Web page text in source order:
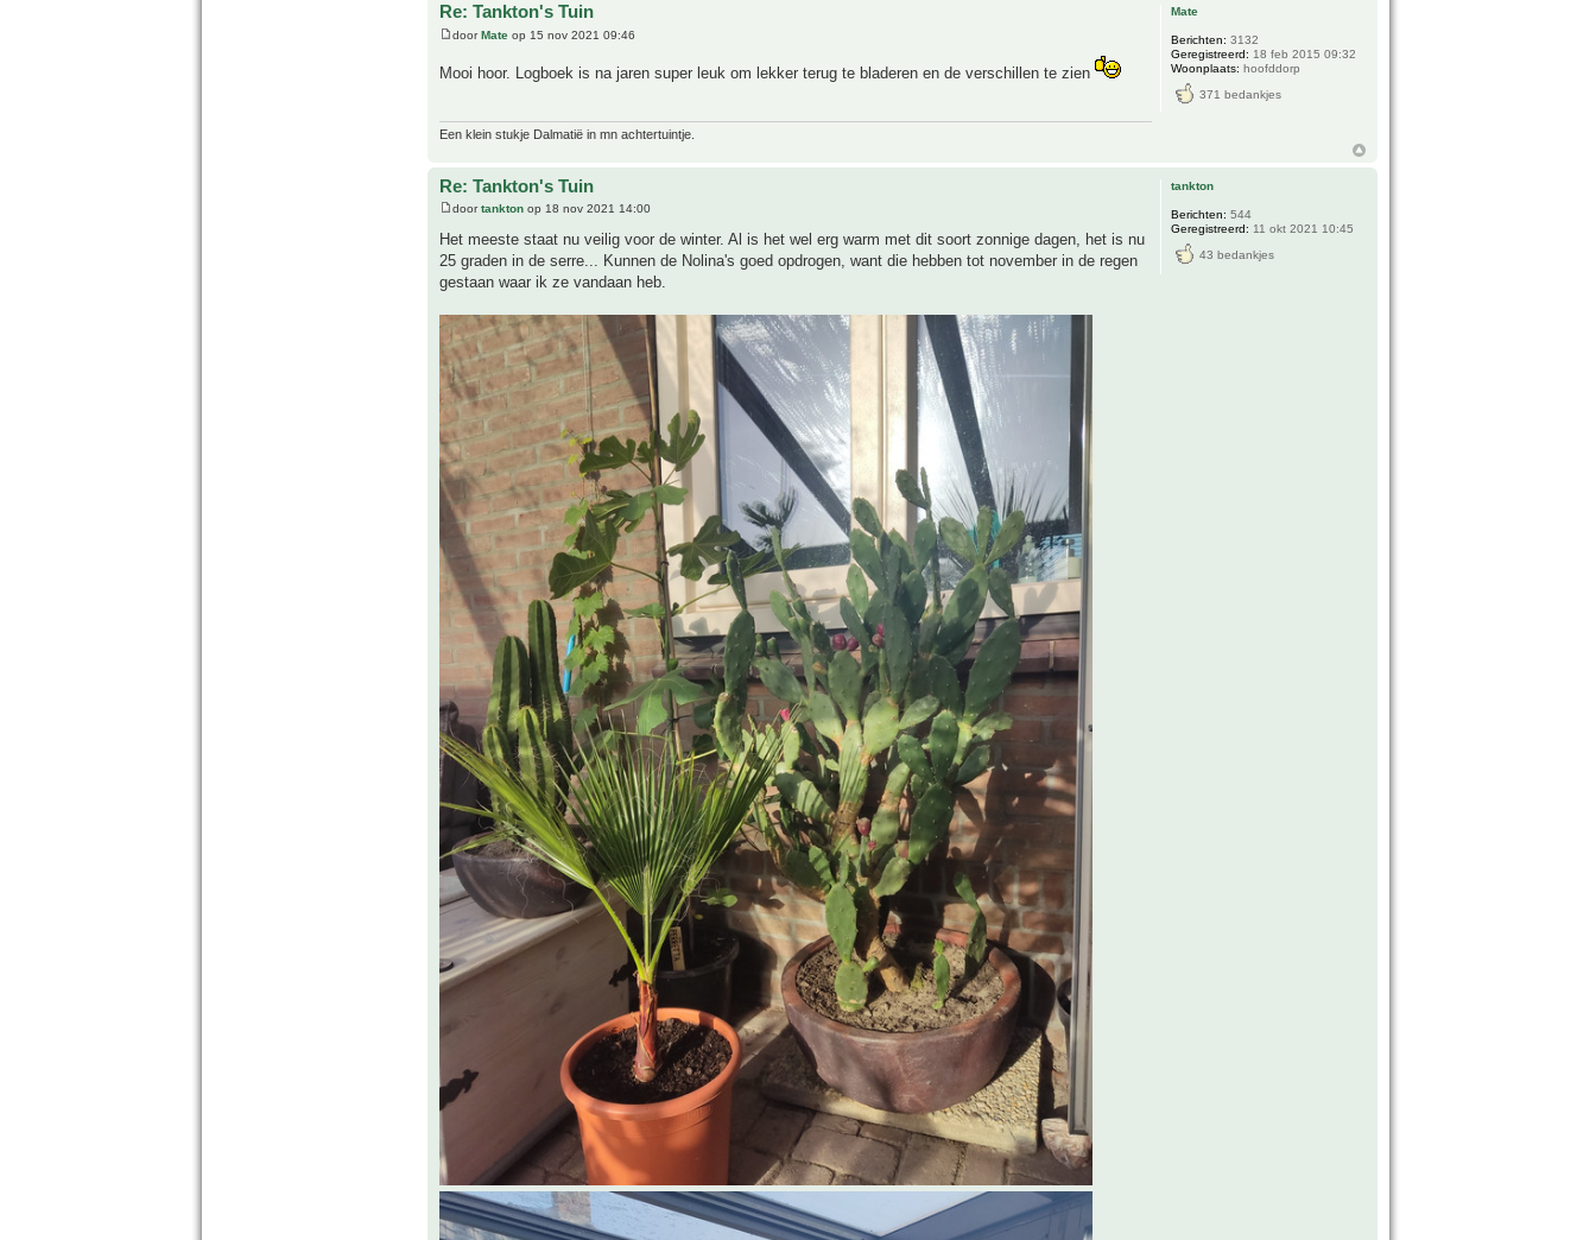
Re: Tankton's Tuin
doorMate op 15 nov 2021 09:46
Mooi hoor. Logboek is na jaren super leuk om lekker terug te bladeren en de verschillen te zien
Een klein stukje Dalmatië in mn achtertuintje.
Mate
Berichten: 3132
Geregistreerd: 18 feb 2015 09:32
Woonplaats: hoofddorp
371 bedankjes
Re: Tankton's Tuin
doortankton op 18 nov 2021 14:00
Het meeste staat nu veilig voor de winter. Al is het wel erg warm met dit soort zonnige dagen, het is nu
25 graden in de serre... Kunnen de Nolina's goed opdrogen, want die hebben tot november in de regen
gestaan waar ik ze vandaan heb.
tankton
Berichten: 544
Geregistreerd: 11 okt 2021 10:45
43 bedankjes